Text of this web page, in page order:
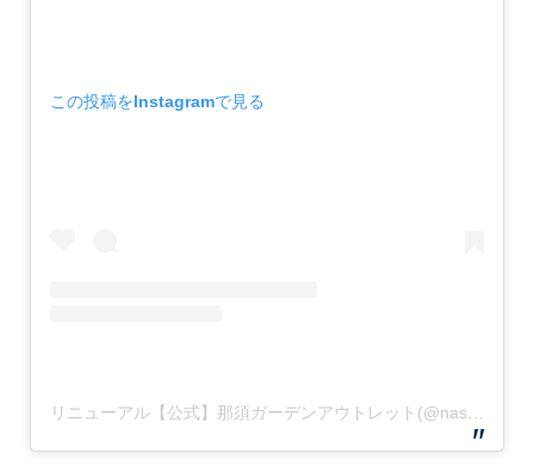
この投稿をInstagramで見る
リニューアル【公式】那須ガーデンアウトレット(@nasu.garden.outlet)がシェアした投稿